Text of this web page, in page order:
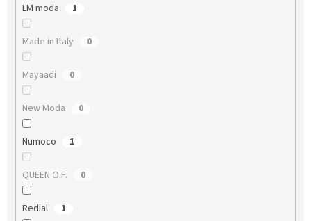
LM moda 1
Made in Italy 0
Mayaadi 0
New Moda 0
Numoco 1
QUEEN O.F. 0
Redial 1